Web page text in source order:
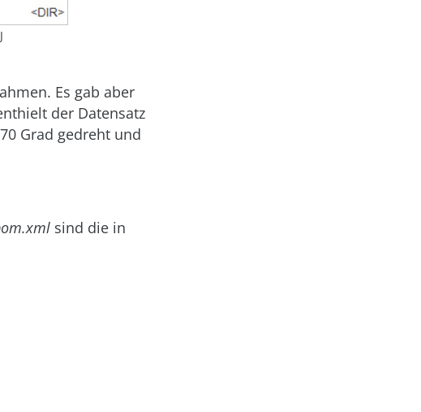
Es gab aber
der Datensatz
Grad gedreht und
sind die in